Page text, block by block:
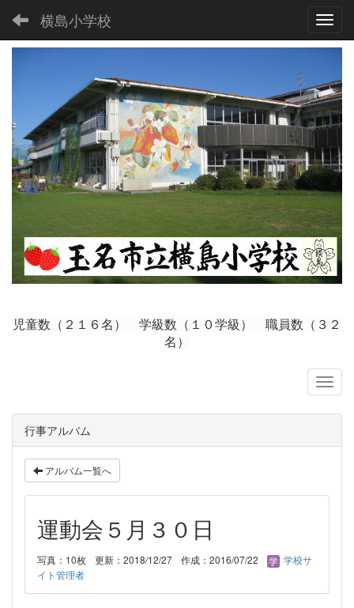
横島小学校
児童数（２１６名） 学級数（１０学級） 職員数（３２
名）
行事アルバム
アルバム一覧へ
運動会５月３０日
写真：10枚 更新：2018/12/27 作成：2016/07/22
学校サ
イト管理者